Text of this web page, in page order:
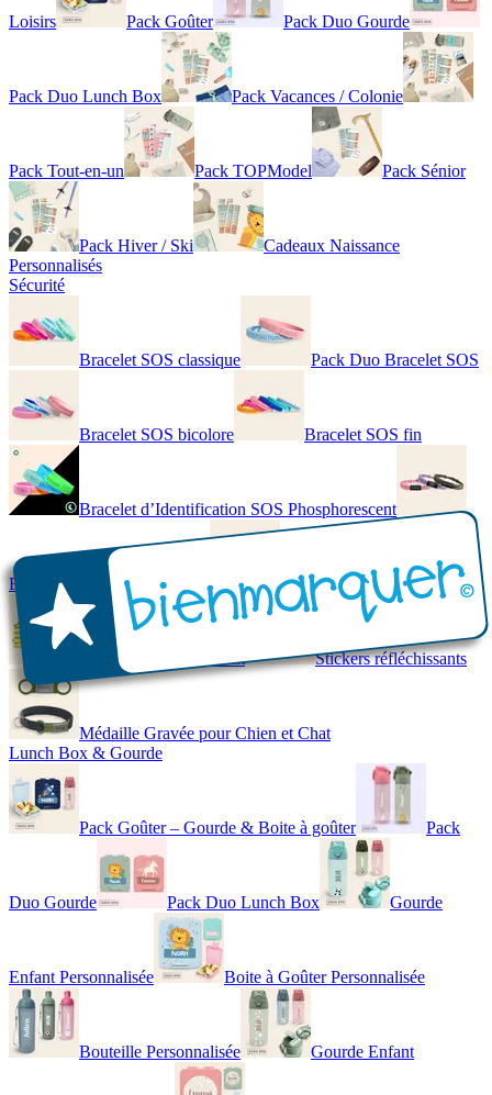
Loisirs Pack Goûter Pack Duo Gourde
Pack Duo Lunch Box Pack Vacances / Colonie
Pack Tout-en-un Pack TOPModel Pack Sénior
Pack Hiver / Ski
Cadeaux Naissance
Personnalisés
Sécurité
Bracelet SOS classique Pack Duo Bracelet SOS
Bracelet SOS bicolore Bracelet SOS fin
Bracelet d’Identification SOS Phosphorescent
Bracelet personnalisé élégant Bracelet Personnalisé en cuir
Gilet de Sécurité Enfant Stickers réfléchissants
Médaille Gravée pour Chien et Chat
Lunch Box & Gourde
Pack Goûter – Gourde & Boite à goûter Pack
Duo Gourde Pack Duo Lunch Box Gourde
Enfant Personnalisée Boite à Goûter Personnalisée
Bouteille Personnalisée Gourde Enfant